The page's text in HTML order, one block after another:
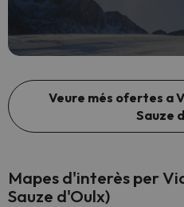
Veure més ofertes a
Sauze
Mapes d'interès per
Sauze d'Oulx)